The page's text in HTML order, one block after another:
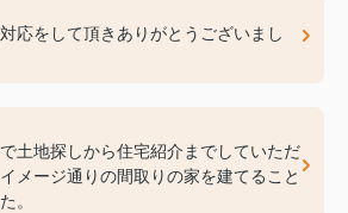
応をして頂きありがとうございまし
土地探しから住宅紹介までしていただ
メージ通りの間取りの家を建てること
。